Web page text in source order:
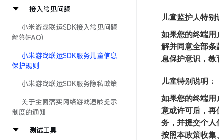
接入常见问题
小米游戏联运SDK接入常见问题
解答(FAQ)
小米游戏联运SDK服务儿童信息
保护规则
小米游戏联运SDK服务隐私政策
关于全面落实网络游戏适龄提示
制度的通知
测试工具
儿童监护人特别
如果您的终端用
解并同意全部条
息保护意识，教
儿童特别说明：
如果您的终端用
意或许可后，
务，并提交个人
按照本政策收集